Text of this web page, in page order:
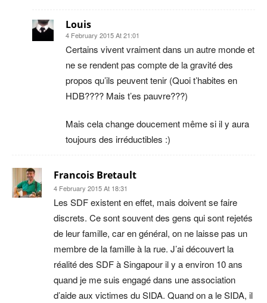
Louis
4 February 2015 At 21:01
Certains vivent vraiment dans un autre monde et
ne se rendent pas compte de la gravité des
propos qu’ils peuvent tenir (Quoi t’habites en
HDB???? Mais t’es pauvre???)
Mais cela change doucement même si il y aura
toujours des irréductibles :)
Francois Bretault
4 February 2015 At 18:31
Les SDF existent en effet, mais doivent se faire
discrets. Ce sont souvent des gens qui sont rejetés
de leur famille, car en général, on ne laisse pas un
membre de la famille à la rue. J’ai découvert la
réalité des SDF à Singapour il y a environ 10 ans
quand je me suis engagé dans une association
d’aide aux victimes du SIDA. Quand on a le SIDA, il